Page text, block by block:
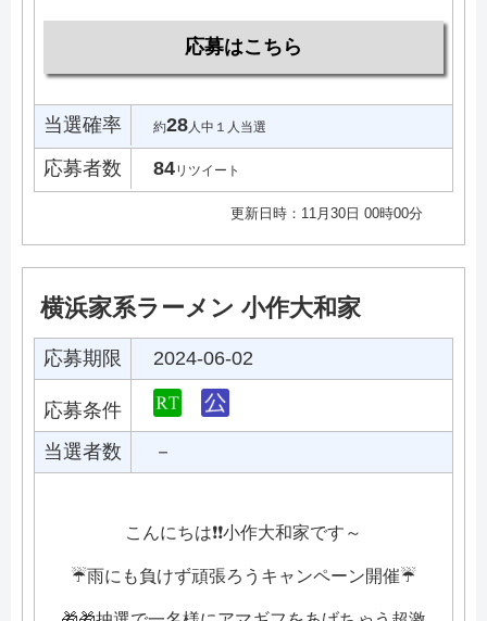
応募はこちら
当選確率 約28 人中１人当選
応募者数 84リツイート
更新日時：11月30日 00時00分
横浜家系ラーメン 小作大和家
応募期限 2024-06-02
応募条件
当選者数
－
こんにちは❗❗小作大和家です～
☔雨にも負けず頑張ろうキャンペーン開催☔